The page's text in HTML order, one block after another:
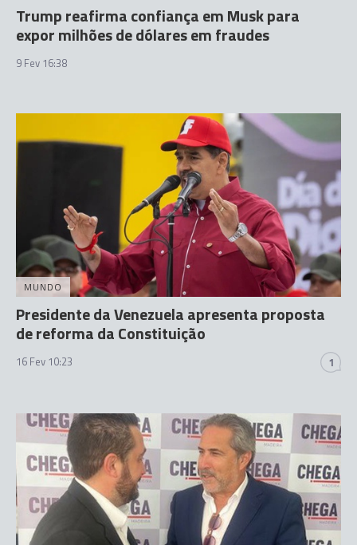
Trump reafirma confiança em Musk para
expor milhões de dólares em fraudes
9 Fev 16:38
MUNDO
Presidente da Venezuela apresenta proposta
de reforma da Constituição
16 Fev 10:23 1